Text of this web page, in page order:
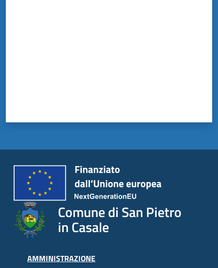
Trasparente
argomenti...
Comune di San Pietro
in Casale
AMMINISTRAZIONE